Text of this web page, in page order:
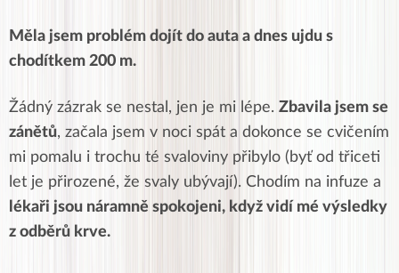
Měla jsem problém dojít do auta a dnes ujdu s
chodítkem 200 m.
Žádný zázrak se nestal, jen je mi lépe. Zbavila jsem se
zánětů, začala jsem v noci spát a dokonce se cvičením
mi pomalu i trochu té svaloviny přibylo (byť od třiceti
let je přirozené, že svaly ubývají). Chodím na infuze a
lékaři jsou náramně spokojeni, když vidí mé výsledky
z odběrů krve.